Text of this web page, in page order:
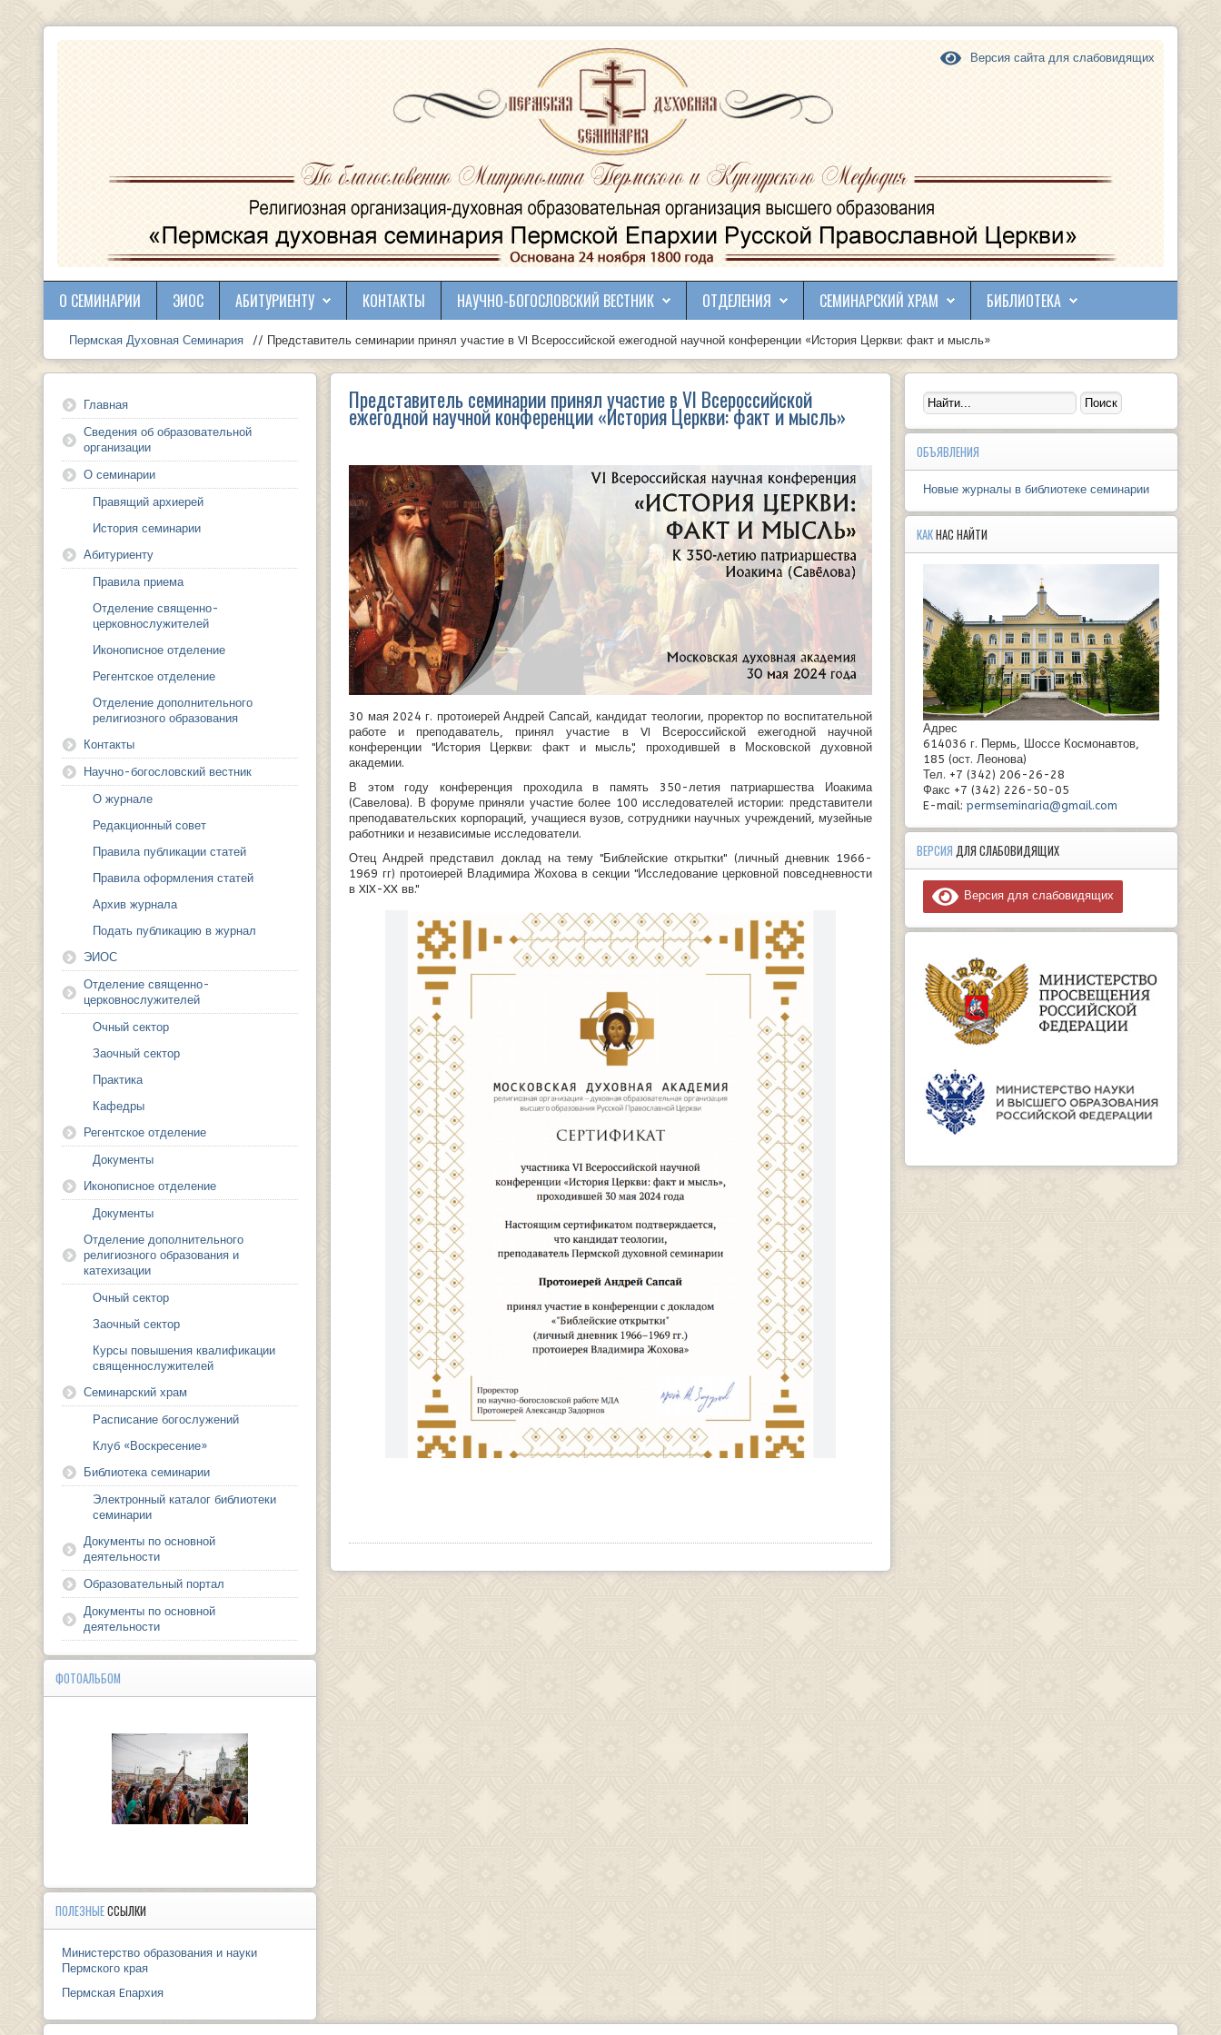
Версия сайта для слабовидящих
О СЕМИНАРИИ ЭИОС АБИТУРИЕНТУ КОНТАКТЫ НАУЧНО-БОГОСЛОВСКИЙ ВЕСТНИК ОТДЕЛЕНИЯ СЕМИНАРСКИЙ ХРАМ БИБЛИОТЕКА
Пермская Духовная Семинария // Представитель семинарии принял участие в VI Всероссийской ежегодной научной конференции «История Церкви: факт и мысль»
Представитель семинарии принял участие в VI Всероссийской
ежегодной научной конференции «История Церкви: факт и мысль»
30 мая 2024 г. протоиерей Андрей Сапсай, кандидат теологии, проректор по воспитательной
работе и преподаватель, принял участие в VI Всероссийской ежегодной научной
конференции "История Церкви: факт и мысль", проходившей в Московской духовной
академии.
В этом году конференция проходила в память 350-летия патриаршества Иоакима
(Савелова). В форуме приняли участие более 100 исследователей истории: представители
преподавательских корпораций, учащиеся вузов, сотрудники научных учреждений, музейные
работники и независимые исследователи.
Отец Андрей представил доклад на тему "Библейские открытки" (личный дневник 1966-
1969 гг) протоиерей Владимира Жохова в секции "Исследование церковной повседневности
в XIX-XX вв."
Главная
Сведения об образовательной
организации
О семинарии
Правящий архиерей
История семинарии
Абитуриенту
Правила приема
Отделение священно-
церковнослужителей
Иконописное отделение
Регентское отделение
Отделение дополнительного
религиозного образования
Контакты
Научно-богословский вестник
О журнале
Редакционный совет
Правила публикации статей
Правила оформления статей
Архив журнала
Подать публикацию в журнал
ЭИОС
Отделение священно-
церковнослужителей
Очный сектор
Заочный сектор
Практика
Кафедры
Регентское отделение
Документы
Иконописное отделение
Документы
Отделение дополнительного
религиозного образования и
катехизации
Очный сектор
Заочный сектор
Курсы повышения квалификации
священнослужителей
Семинарский храм
Расписание богослужений
Клуб «Воскресение»
Библиотека семинарии
Электронный каталог библиотеки
семинарии
Документы по основной
деятельности
Образовательный портал
Документы по основной
деятельности
ФОТОАЛЬБОМ
ПОЛЕЗНЫЕССЫЛКИ
Министерство образования и науки
Пермского края
Пермская Eпархия
ОБЪЯВЛЕНИЯ
Новые журналы в библиотеке семинарии
КАКНАС НАЙТИ
Адрес
614036 г. Пермь, Шоссе Космонавтов,
185 (ост. Леонова)
Тел. +7 (342) 206-26-28
Факс +7 (342) 226-50-05
E-mail: permseminaria@gmail.com
ВЕРСИЯ ДЛЯ СЛАБОВИДЯЩИХ
Версия для слабовидящих